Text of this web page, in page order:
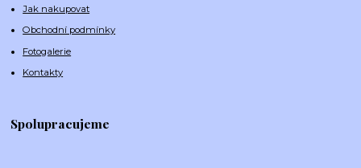
Jak nakupovat
Obchodní podmínky
Fotogalerie
Kontakty
Spolupracujeme